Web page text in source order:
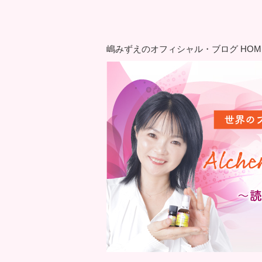
嶋みずえのオフィシャル・ブログ